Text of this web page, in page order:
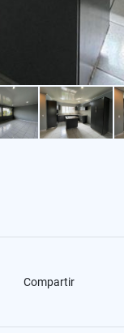
Compartir